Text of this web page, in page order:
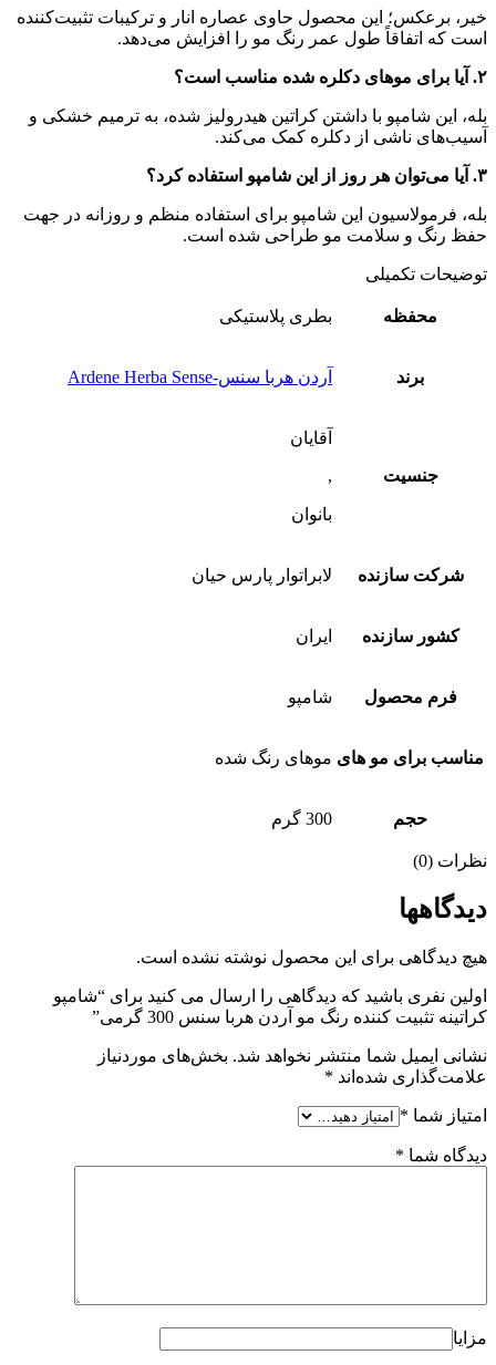
خیر، برعکس؛ این محصول حاوی عصاره انار و ترکیبات تثبیت‌کننده
است که اتفاقاً طول عمر رنگ مو را افزایش می‌دهد.
۲. آیا برای موهای دکلره شده مناسب است؟
بله، این شامپو با داشتن کراتین هیدرولیز شده، به ترمیم خشکی و
آسیب‌های ناشی از دکلره کمک می‌کند.
۳. آیا می‌توان هر روز از این شامپو استفاده کرد؟
بله، فرمولاسیون این شامپو برای استفاده منظم و روزانه در جهت
حفظ رنگ و سلامت مو طراحی شده است.
توضیحات تکمیلی
محفظه بطری پلاستیکی
برند آردن هربا سنس-Ardene Herba Sense
جنسیت
آقایان
,
بانوان
شرکت سازنده لابراتوار پارس حیان
کشور سازنده ایران
فرم محصول شامپو
مناسب برای مو های موهای رنگ شده
حجم 300 گرم
نظرات (0)
دیدگاهها
هیچ دیدگاهی برای این محصول نوشته نشده است.
اولین نفری باشید که دیدگاهی را ارسال می کنید برای “شامپو
کراتینه تثبیت کننده رنگ مو آردن هربا سنس 300 گرمی”
نشانی ایمیل شما منتشر نخواهد شد. بخش‌های موردنیاز
علامت‌گذاری شده‌اند *
امتیاز شما *
دیدگاه شما *
مزایا